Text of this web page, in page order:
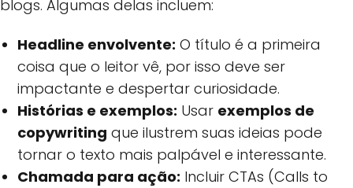
blogs. Algumas delas incluem:
Headline envolvente: O título é a primeira
coisa que o leitor vê, por isso deve ser
impactante e despertar curiosidade.
Histórias e exemplos: Usar exemplos de
copywriting que ilustrem suas ideias pode
tornar o texto mais palpável e interessante.
Chamada para ação: Incluir CTAs (Calls to